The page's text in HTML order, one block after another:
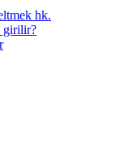
hk.
girilir?